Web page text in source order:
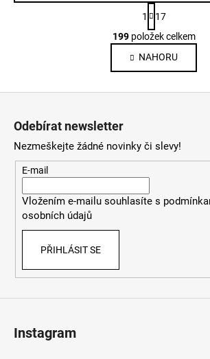
O
v
l
á
d
p
r
k
u
S
t
r
á
n
k
1
17
199položek celkem
NAHORU
Odebírat newsletter
Nezmeškejte žádné novinky či slevy!
E-mail
Vložením e-mailu souhlasíte s
osobních údajů
PŘIHLÁSIT SE
Instagram